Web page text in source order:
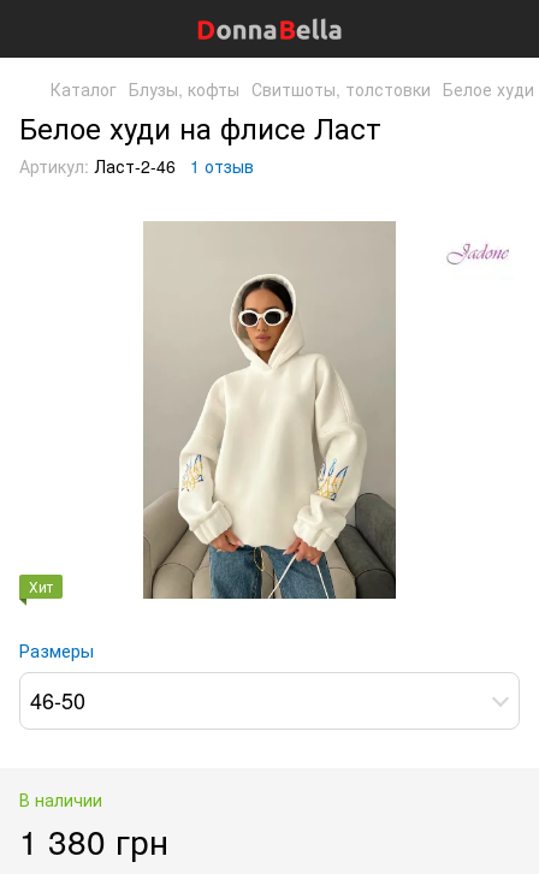
Каталог Блузы, кофты Свитшоты, толстовки Белое
Белое худи на флисе Ласт
Артикул: Ласт-2-46 1 отзыв
Хит
Размеры
46-50
В наличии
1 380 грн